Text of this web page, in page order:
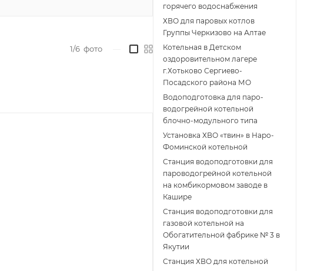
1/6 фото
горячего водоснабжения
ХВО для паровых котлов
Группы Черкизово на Алтае
Котельная в Детском
оздоровительном лагере
г.Хотьково Сергиево-
Посадского района МО
Водоподготовка для паро-
водогрейной котельной
блочно-модульного типа
Установка ХВО «твин» в Наро-
Фоминской котельной
Станция водоподготовки для
пароводогрейной котельной
на комбикормовом заводе в
Кашире
Станция водоподготовки для
газовой котельной на
Обогатительной фабрике № 3 в
Якутии
Станция ХВО для котельной